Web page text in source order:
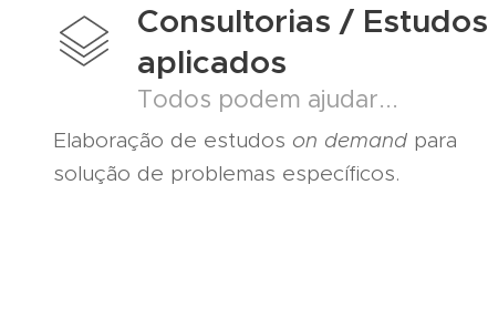
Consultorias / Estudos
aplicados
Todos podem ajudar...
Elaboração de estudos on demand para
solução de problemas específicos.